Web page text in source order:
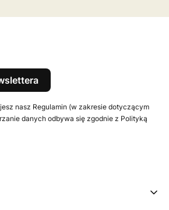
nasz Regulamin (w zakresie dotyczącym
danych odbywa się zgodnie z Polityką